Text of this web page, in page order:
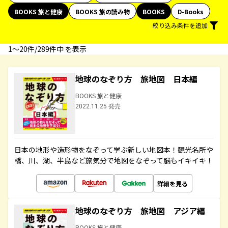
BOOKS 旅と健康 BOOKS 旅の読み物 BOOKS
D-Books
絞り込み条件を追加
1〜20件/289件中 を表示
地球のなぞり方 旅地図 日本編
BOOKS 旅と健康
2022.11.25 発売
日本の地形や造形物をなぞって学ぶ新しい地図本！観光名所や
橋、川、湖、半島など旅気分で地図をなぞって脳もイキイキ！
詳細を見る
地球のなぞり方 旅地図 アジア編